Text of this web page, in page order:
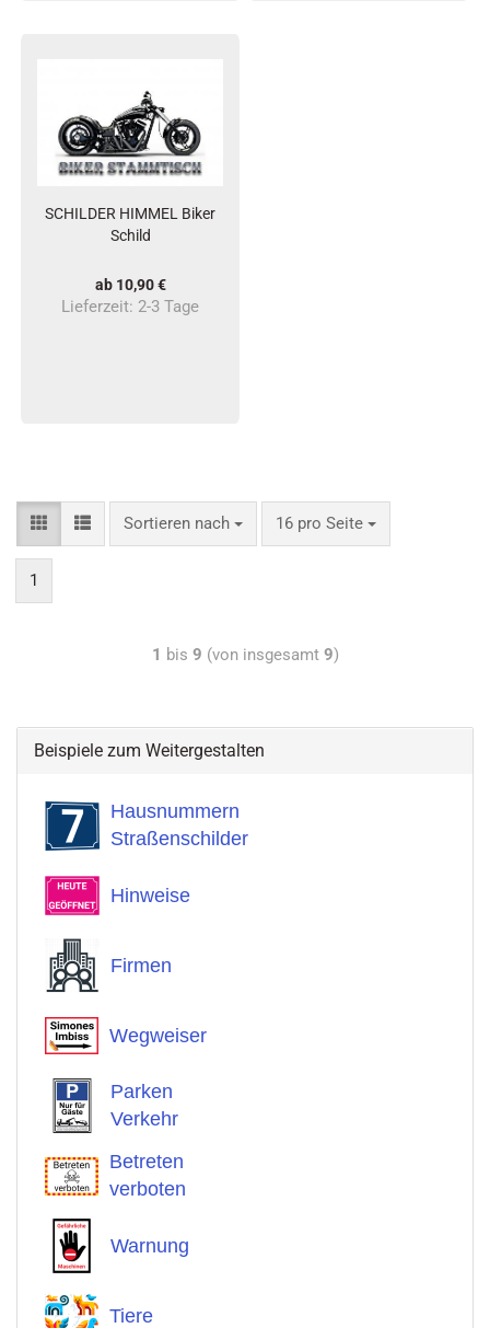
SCHILDER HIMMEL Biker
Schild
ab 10,90 €
Lieferzeit: 2-3 Tage
Sortieren nach 16 pro Seite
1
1 bis 9 (von insgesamt 9)
Beispiele zum Weitergestalten
Hausnummern
Straßenschilder
Hinweise
Firmen
Wegweiser
Parken
Verkehr
Betreten
verboten
Warnung
Tiere